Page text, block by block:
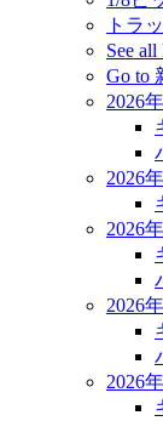
トラ
See
Go to
2026
2026
2026
2026
2026